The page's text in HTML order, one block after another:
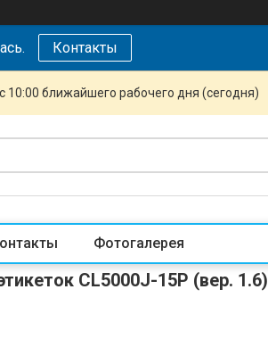
Контакты
ближайшего рабочего дня (сегодня)
Фотогалерея
CL5000J-15P (вер. 1.6)